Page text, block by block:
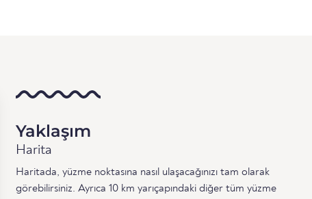
Yaklaşım
Harita
Haritada, yüzme noktasına nasıl ulaşacağınızı tam olarak
görebilirsiniz. Ayrıca 10 km yarıçapındaki diğer tüm yüzme